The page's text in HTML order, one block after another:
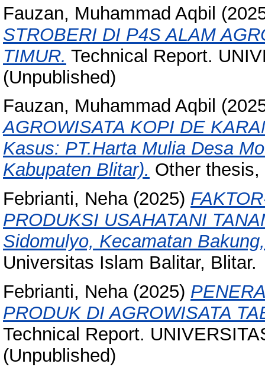
Fauzan, Muhammad Aqbil
STROBERI DI P4S ALAM
TIMUR. Technical Report.
(Unpublished)
Fauzan, Muhammad Aqbil
AGROWISATA KOPI DE
Kasus: PT.Harta Mulia Desa
Kabupaten Blitar). Other
Febrianti, Neha(2025)
PRODUKSI USAHATANI
Sidomulyo, Kecamatan
Universitas Islam Balitar, Blitar.
Febrianti, Neha(2025)
PRODUK DI AGROWISATA
Technical Report.
(Unpublished)